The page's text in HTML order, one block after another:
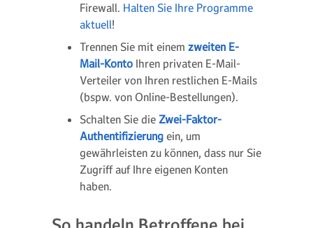
Firewall. Halten Sie Ihre Programme
aktuell!
Trennen Sie mit einem zweiten E-
Mail-Konto Ihren privaten E-Mail-
Verteiler von Ihren restlichen E-Mails
(bspw. von Online-Bestellungen).
Schalten Sie die Zwei-Faktor-
Authentifizierung ein, um
gewährleisten zu können, dass nur Sie
Zugriff auf Ihre eigenen Konten
haben.